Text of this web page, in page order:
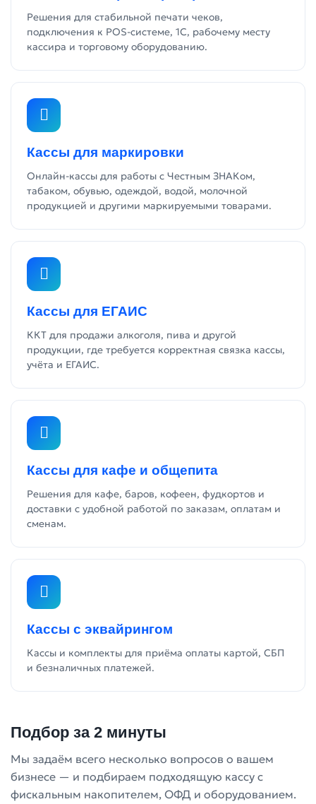
Решения для стабильной печати чеков,
подключения к POS-системе, 1С, рабочему месту
кассира и торговому оборудованию.
Кассы для маркировки
Онлайн-кассы для работы с Честным ЗНАКом,
табаком, обувью, одеждой, водой, молочной
продукцией и другими маркируемыми товарами.
Кассы для ЕГАИС
ККТ для продажи алкоголя, пива и другой
продукции, где требуется корректная связка кассы,
учёта и ЕГАИС.
Кассы для кафе и общепита
Решения для кафе, баров, кофеен, фудкортов и
доставки с удобной работой по заказам, оплатам и
сменам.
Кассы с эквайрингом
Кассы и комплекты для приёма оплаты картой, СБП
и безналичных платежей.
Подбор за 2 минуты
Мы задаём всего несколько вопросов о вашем
бизнесе — и подбираем подходящую кассу с
фискальным накопителем, ОФД и оборудованием.